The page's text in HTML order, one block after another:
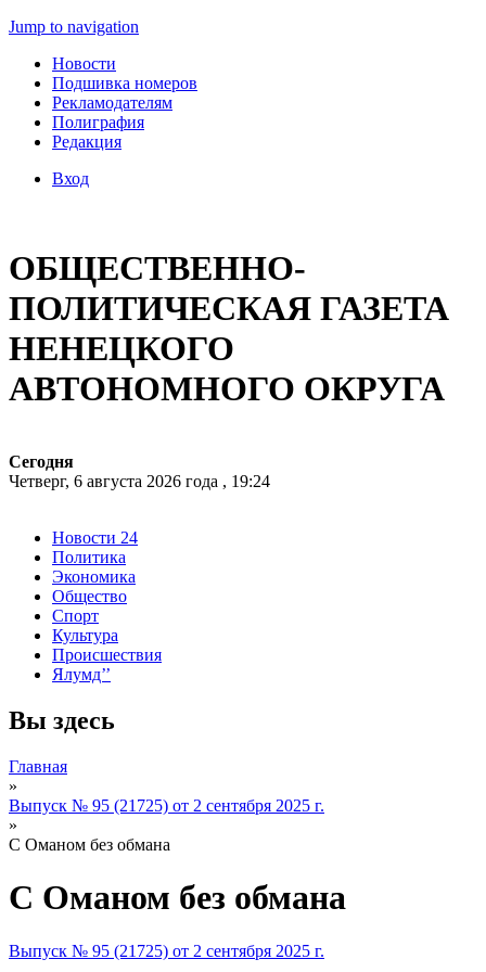
Jump to navigation
Новости
Подшивка номеров
Рекламодателям
Полиграфия
Редакция
Вход
ОБЩЕСТВЕННО-
ПОЛИТИЧЕСКАЯ ГАЗЕТА
НЕНЕЦКОГО
АВТОНОМНОГО ОКРУГА
Сегодня
Четверг, 6 августа 2026 года , 19:24
Новости 24
Политика
Экономика
Общество
Спорт
Культура
Происшествия
Ялумд’’
Вы здесь
Главная
»
Выпуск № 95 (21725) от 2 сентября 2025 г.
»
С Оманом без обмана
С Оманом без обмана
Выпуск № 95 (21725) от 2 сентября 2025 г.